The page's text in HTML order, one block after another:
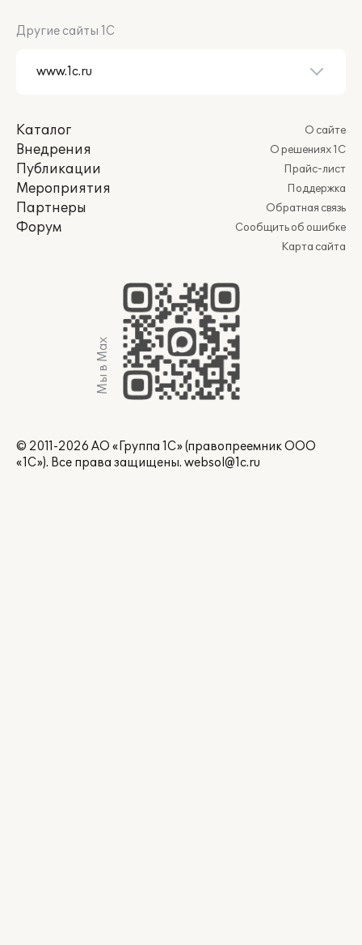
Другие сайты 1С
Каталог
Внедрения
Публикации
Мероприятия
Партнеры
Форум
О сайте
О решениях 1С
Прайс-лист
Поддержка
Обратная связь
Сообщить об ошибке
Карта сайта
Мы в Max
© 2011-2026 АО «Группа 1С» (правопреемник ООО
«1С»). Все права защищены. websol@1c.ru